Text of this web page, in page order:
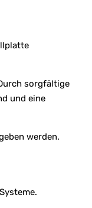
sorgfältige
und eine
werden.